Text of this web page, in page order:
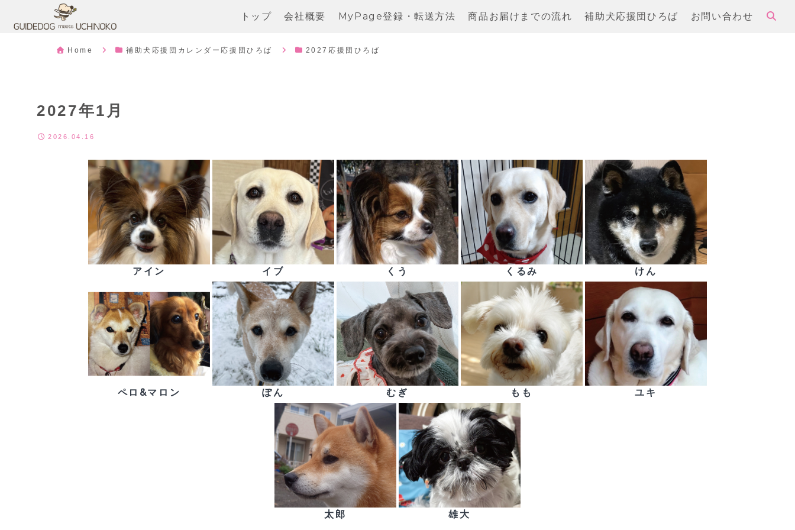
トップ 会社概要 MyPage登録・転送方法 商品お届けまでの流れ 補助犬応援団ひろば お問い合わせ
Home 補助犬応援団カレンダー応援団ひろば 2027応援団ひろば
2027年1月
2026.04.16
アイン イブ くう くるみ けん
ペロ&マロン ぽん むぎ もも ユキ
太郎 雄大